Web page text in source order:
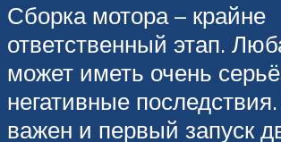
Сборка мотора – крайне
ответственный этап.
может иметь очень
негативные
важен и первый запуск